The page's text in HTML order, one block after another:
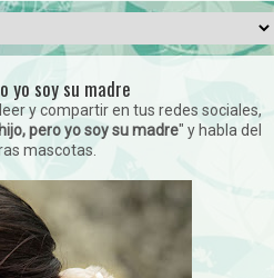
yo soy su madre
y compartir en tus redes sociales,
pero yo soy su madre" y habla del
mascotas.